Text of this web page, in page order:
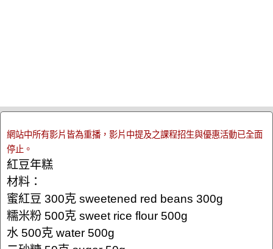
網站中所有影片皆為重播，影片中提及之課程招生與優惠活動已全面
停止。
紅豆年糕
材料：
蜜紅豆 300克 sweetened red beans 300g
糯米粉 500克 sweet rice flour 500g
水 500克 water 500g